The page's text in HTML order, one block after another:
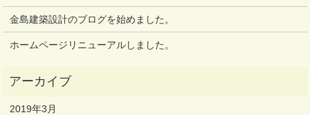
金島建築設計のブログを始めました。
ホームページリニューアルしました。
2019年3月